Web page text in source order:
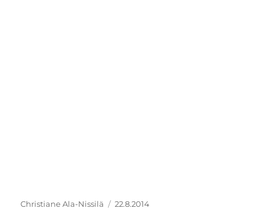
Kirjoittaja
Christiane Ala-Nissilä Julkaistu
22.8.2014